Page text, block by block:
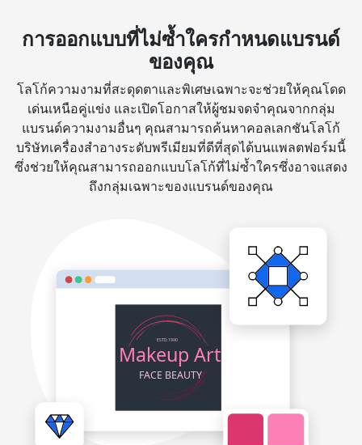
การออกแบบที่ไม่ซ้ำใครกำหนดแบรนด์
ของคุณ
โลโก้ความงามที่สะดุดตาและพิเศษเฉพาะจะช่วยให้คุณโดด
เด่นเหนือคู่แข่ง และเปิดโอกาสให้ผู้ชมจดจำคุณจากกลุ่ม
แบรนด์ความงามอื่นๆ คุณสามารถค้นหาคอลเลกชันโลโก้
บริษัทเครื่องสำอางระดับพรีเมียมที่ดีที่สุดได้บนแพลตฟอร์มนี้
ซึ่งช่วยให้คุณสามารถออกแบบโลโก้ที่ไม่ซ้ำใครซึ่งอาจแสดง
ถึงกลุ่มเฉพาะของแบรนด์ของคุณ